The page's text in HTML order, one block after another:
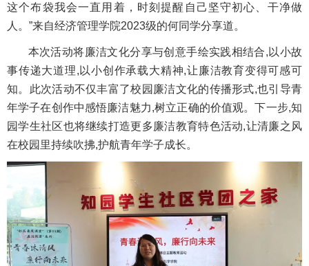
这个布袋我会一直用着，时刻提醒自己坚守初心、干净做
人。”来自经济管理学院2023级的何同学分享道。
本次活动将廉洁文化分享与创意手绘实践相结合,以小故
事传递大道理,以小创作承载大精神,让廉洁教育变得可感可
知。此次活动不仅丰富了校园廉洁文化的传播形式,也引导青
年学子在创作中感悟廉洁魅力,树立正确的价值观。下一步,知
园学生社区也将继续打造更多廉洁教育特色活动,让清廉之风
在校园里持续吹拂,护航青年学子成长。